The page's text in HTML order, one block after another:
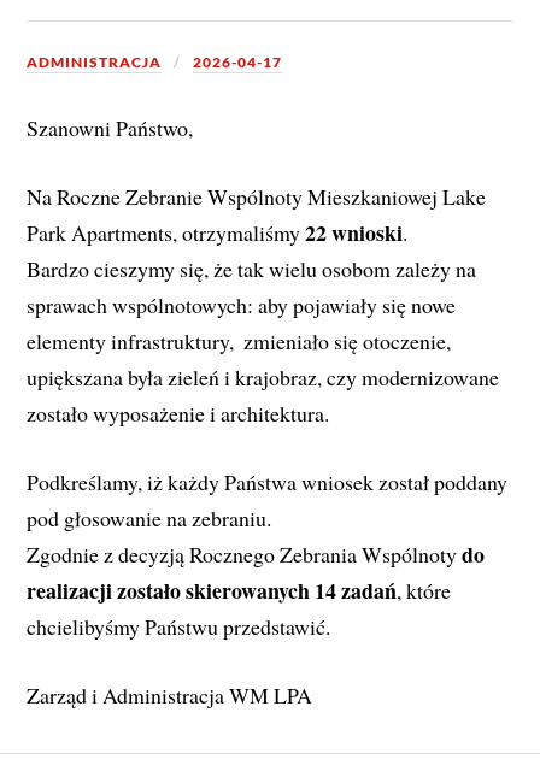
ADMINISTRACJA 2026-04-17
Szanowni Państwo,
Na Roczne Zebranie Wspólnoty Mieszkaniowej Lake
Park Apartments, otrzymaliśmy 22 wnioski.
Bardzo cieszymy się, że tak wielu osobom zależy na
sprawach wspólnotowych: aby pojawiały się nowe
elementy infrastruktury,  zmieniało się otoczenie,
upiększana była zieleń i krajobraz, czy modernizowane
zostało wyposażenie i architektura.
Podkreślamy, iż każdy Państwa wniosek został poddany
pod głosowanie na zebraniu.
Zgodnie z decyzją Rocznego Zebrania Wspólnoty do
realizacji zostało skierowanych 14 zadań, które
chcielibyśmy Państwu przedstawić.
Zarząd i Administracja WM LPA